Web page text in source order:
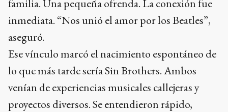
familia. Una pequeña ofrenda. La conexión fue
inmediata. “Nos unió el amor por los Beatles”,
aseguró.
Ese vínculo marcó el nacimiento espontáneo de
lo que más tarde sería Sin Brothers. Ambos
venían de experiencias musicales callejeras y
proyectos diversos. Se entendieron rápido,